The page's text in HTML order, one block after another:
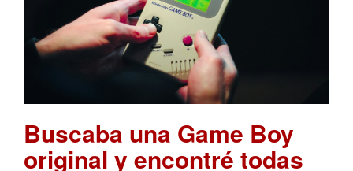
Buscaba una Game Boy
original y encontré todas